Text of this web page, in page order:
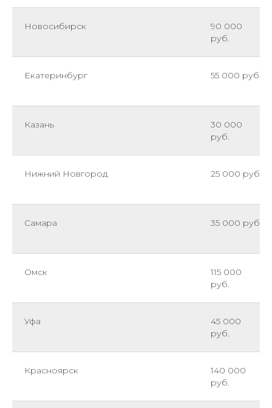
Новосибирск
90 000
руб.
Екатеринбург 55 000 руб.
Казань
30 000
руб.
Нижний Новгород 25 000 руб.
Самара 35 000 руб.
Омск
115 000
руб.
Уфа
45 000
руб.
Красноярск
140 000
руб.